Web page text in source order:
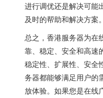
进行调优还是解决可能
及时的帮助和解决方案。
总之，香港服务器为在
靠、稳定、安全和高速
稳定性、扩展性、安全
务器都能够满足用户的
放体验。如果您是在线